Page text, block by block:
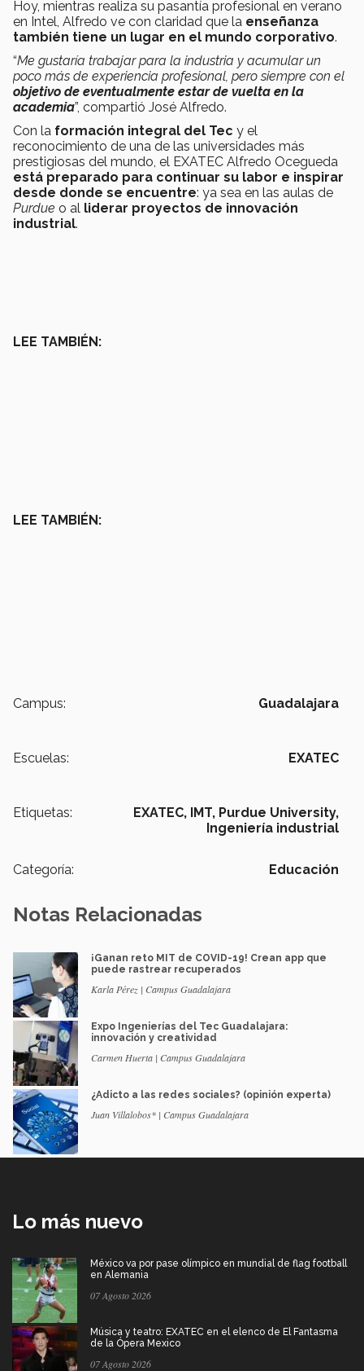
Hoy, mientras realiza su pasantía profesional en verano
en Intel, Alfredo ve con claridad que la enseñanza
también tiene un lugar en el mundo corporativo.
“Me gustaría trabajar para la industria y acumular un
poco más de experiencia profesional, pero siempre con el
objetivo de eventualmente estar de vuelta en la
academia”, compartió José Alfredo.
Con la formación integral del Tec y el
reconocimiento de una de las universidades más
prestigiosas del mundo, el EXATEC Alfredo Ocegueda
está preparado para continuar su labor e inspirar
desde donde se encuentre: ya sea en las aulas de
Purdue o al liderar proyectos de innovación
industrial.
LEE TAMBIÉN:
LEE TAMBIÉN:
Campus: Guadalajara
Escuelas: EXATEC
Etiquetas: EXATEC, IMT, Purdue University,
Ingeniería industrial
Categoría: Educación
Notas Relacionadas
¡Ganan reto MIT de COVID-19! Crean app que
puede rastrear recuperados
Karla Pérez | Campus Guadalajara
Expo Ingenierías del Tec Guadalajara:
innovación y creatividad
Carmen Huerta | Campus Guadalajara
¿Adicto a las redes sociales? (opinión experta)
Juan Villalobos* | Campus Guadalajara
Lo más nuevo
México va por pase olímpico en mundial de flag football
en Alemania
07 Agosto 2026
Música y teatro: EXATEC en el elenco de El Fantasma
de la Ópera Mexico
07 Agosto 2026